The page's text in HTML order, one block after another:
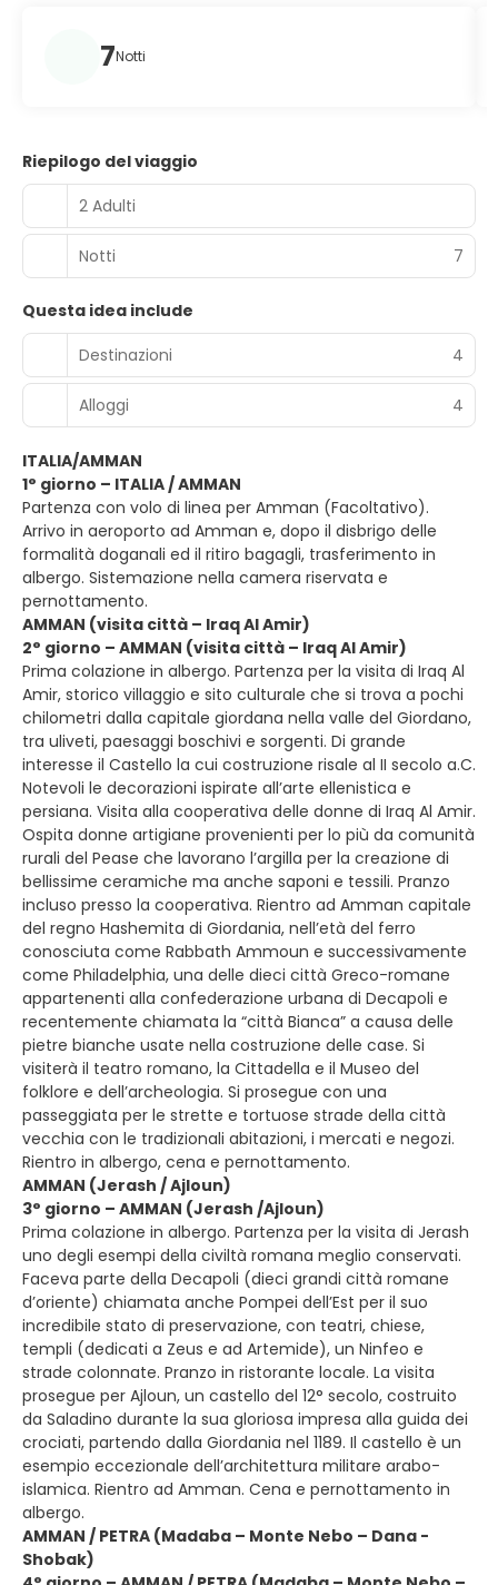
7Notti
Riepilogo del viaggio
2 Adulti
Notti 7
Questa idea include
Destinazioni
4
Alloggi 4
ITALIA/AMMAN
1° giorno – ITALIA / AMMAN
Partenza con volo di linea per Amman (Facoltativo).
Arrivo in aeroporto ad Amman e, dopo il disbrigo delle
formalità doganali ed il ritiro bagagli, trasferimento in
albergo. Sistemazione nella camera riservata e
pernottamento.
AMMAN (visita città – Iraq Al Amir)
2° giorno – AMMAN (visita città – Iraq Al Amir)
Prima colazione in albergo. Partenza per la visita di Iraq Al
Amir, storico villaggio e sito culturale che si trova a pochi
chilometri dalla capitale giordana nella valle del Giordano,
tra uliveti, paesaggi boschivi e sorgenti. Di grande
interesse il Castello la cui costruzione risale al II secolo a.C.
Notevoli le decorazioni ispirate all’arte ellenistica e
persiana. Visita alla cooperativa delle donne di Iraq Al Amir.
Ospita donne artigiane provenienti per lo più da comunità
rurali del Pease che lavorano l’argilla per la creazione di
bellissime ceramiche ma anche saponi e tessili. Pranzo
incluso presso la cooperativa. Rientro ad Amman capitale
del regno Hashemita di Giordania, nell’età del ferro
conosciuta come Rabbath Ammoun e successivamente
come Philadelphia, una delle dieci città Greco-romane
appartenenti alla confederazione urbana di Decapoli e
recentemente chiamata la “città Bianca” a causa delle
pietre bianche usate nella costruzione delle case. Si
visiterà il teatro romano, la Cittadella e il Museo del
folklore e dell’archeologia. Si prosegue con una
passeggiata per le strette e tortuose strade della città
vecchia con le tradizionali abitazioni, i mercati e negozi.
Rientro in albergo, cena e pernottamento.
AMMAN (Jerash / Ajloun)
3° giorno – AMMAN (Jerash /Ajloun)
Prima colazione in albergo. Partenza per la visita di Jerash
uno degli esempi della civiltà romana meglio conservati.
Faceva parte della Decapoli (dieci grandi città romane
d’oriente) chiamata anche Pompei dell’Est per il suo
incredibile stato di preservazione, con teatri, chiese,
templi (dedicati a Zeus e ad Artemide), un Ninfeo e
strade colonnate. Pranzo in ristorante locale. La visita
prosegue per Ajloun, un castello del 12° secolo, costruito
da Saladino durante la sua gloriosa impresa alla guida dei
crociati, partendo dalla Giordania nel 1189. Il castello è un
esempio eccezionale dell’architettura militare arabo-
islamica. Rientro ad Amman. Cena e pernottamento in
albergo.
AMMAN / PETRA (Madaba – Monte Nebo – Dana -
Shobak)